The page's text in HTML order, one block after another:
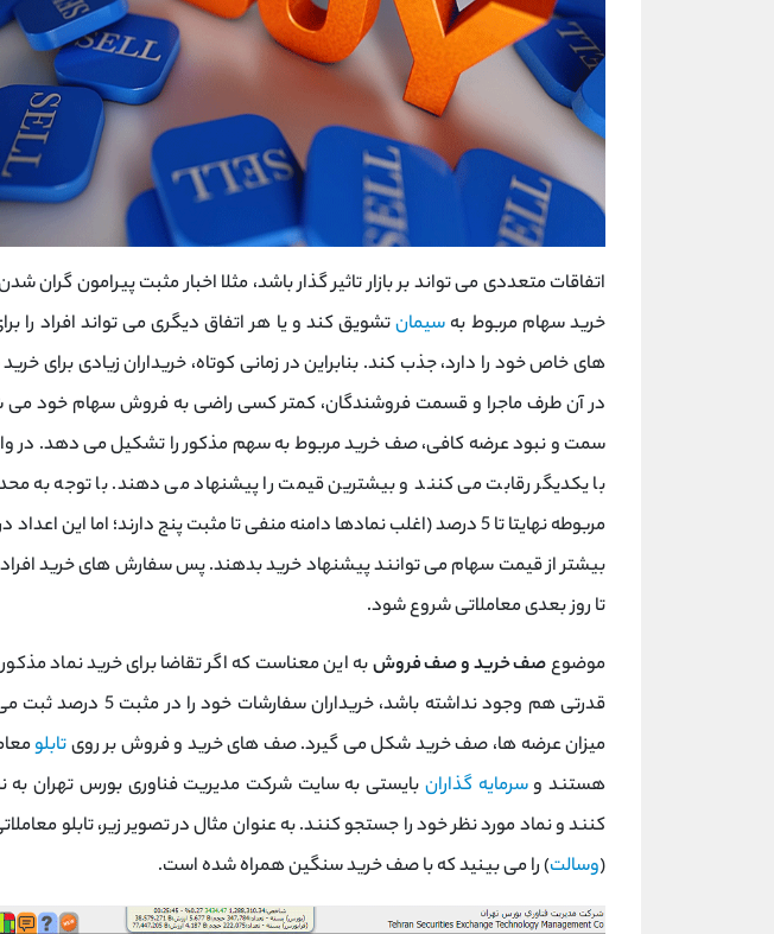
اتفاقات متعددی می تواند بر بازار تاثیر گذار باشد، مثلا اخبار مثبت پیرامون گران
خرید سهام مربوط به سیمانتشویق کند و یا هر اتفاق دیگری می تواند افراد را
های خاص خود را دارد، جذب کند. بنابراین در زمانی کوتاه، خریداران زیادی برای
در آن طرف ماجرا و قسمت فروشندگان، کمتر کسی راضی به فروش سهام خود می
سمت و نبود عرضه کافی، صف خرید مربوط به سهم مذکور را تشکیل می دهد. در
با یکدیگر رقابت می کنند و بیشترین قیمت را پیشنهاد می دهند. با توجه به
مربوطه نهایتا تا 5 درصد (اغلب نمادها دامنه منفی تا مثبت پنج دارند؛ اما
بیشتر از قیمت سهام می توانند پیشنهاد خرید بدهند. پس سفارش های خرید
تا روز بعدی معاملاتی شروع شود.
موضوعصف خرید و صف فروشبه این معناست که اگر تقاضا برای خرید نماد
قدرتی هم وجود نداشته باشد،
میزان عرضه ها، صف خرید شکل می گیرد. صف های خرید و فروش بر رویتابلو
هستند وسرمایه گذاران بایستی به سایت شركت مديريت فناوری بورس تهران به
کنند و نماد مورد نظر خود را جستجو کنند. به عنوان مثال در تصویر زیر، تابلو
(وسالت) را می بینید که با صف خرید سنگین همراه شده است.